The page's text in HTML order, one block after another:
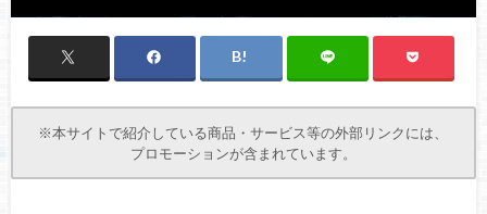
※本サイトで紹介している商品・サービス等の外部リンクには、
プロモーションが含まれています。